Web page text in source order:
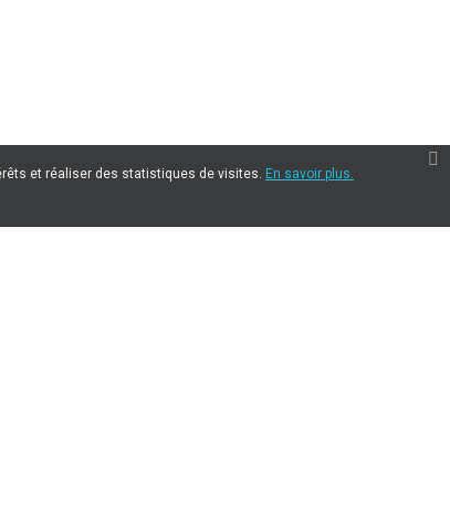
et réaliser des statistiques de visites. En savoir plus.